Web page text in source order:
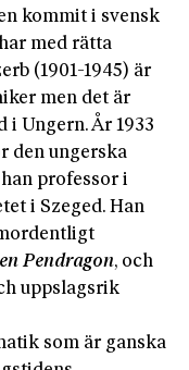
kommit i svensk
med rätta
(1901-1945) är
men det är
i Ungern. År 1933
den ungerska
professor i
i Szeged. Han
Pendragon, och
uppslagsrik
som är ganska